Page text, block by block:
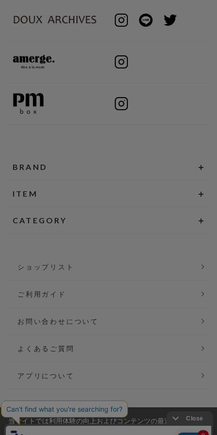
BRAND
ITEM
CATEGORY
ショップリスト
ご利用ガイド
お問い合わせについて
よくあるご質問
アプリについて
会社概要
当サイトでは利用体験の向上およびコンテンツの最適な提供、ト
ラフィックの分析を目的としてCookieを使用しています。